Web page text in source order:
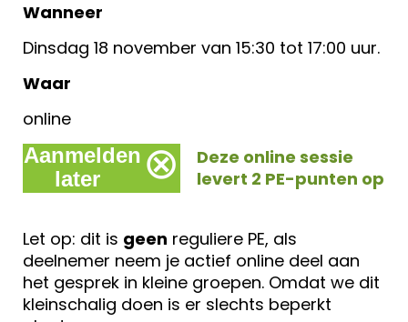
Wanneer
Dinsdag 18 november van 15:30 tot 17:00 uur.
Waar
online
Aanmelden
later
⊗
Deze online sessie
levert 2 PE-punten op
Let op: dit is geen reguliere PE, als
deelnemer neem je actief online deel aan
het gesprek in kleine groepen. Omdat we dit
kleinschalig doen is er slechts beperkt